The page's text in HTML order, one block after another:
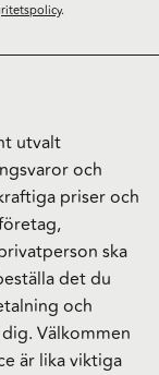
.
utvalt
och
priser och
ska
det du
och
Välkommen
är lika viktiga